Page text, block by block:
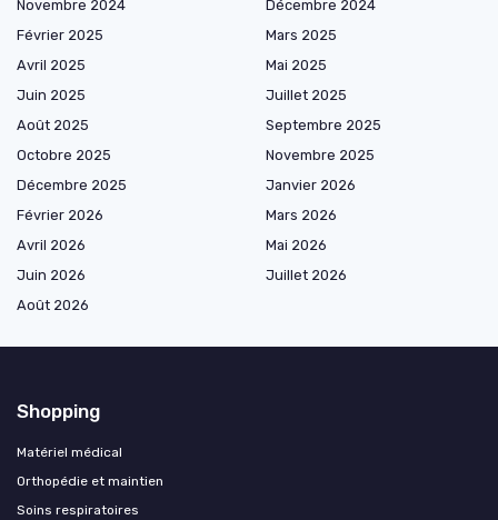
Novembre 2024
Décembre 2024
Février 2025
Mars 2025
Avril 2025
Mai 2025
Juin 2025
Juillet 2025
Août 2025
Septembre 2025
Octobre 2025
Novembre 2025
Décembre 2025
Janvier 2026
Février 2026
Mars 2026
Avril 2026
Mai 2026
Juin 2026
Juillet 2026
Août 2026
Shopping
Matériel médical
Orthopédie et maintien
Soins respiratoires